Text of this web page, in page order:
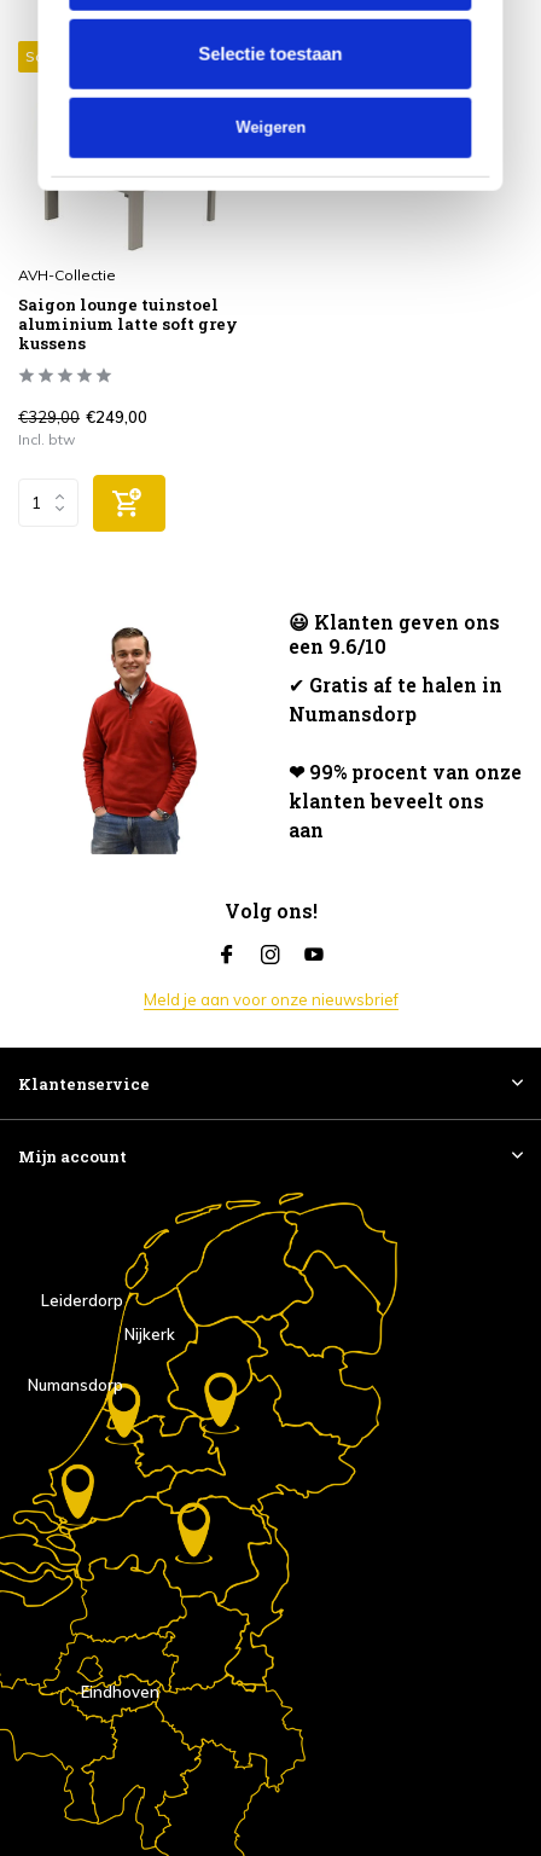
Selectie toestaan
Weigeren
Sale 24%
AVH-Collectie
Saigon lounge tuinstoel
aluminium latte soft grey
kussens
€329,00 €249,00
Incl. btw
😃 Klanten geven ons
een 9.6/10
✔ Gratis af te halen in
Numansdorp
❤ 99% procent van onze
klanten beveelt ons
aan
Volg ons!
Meld je aan voor onze nieuwsbrief
Klantenservice
Mijn account
Eindhoven
Nijkerk
Numansdorp
Leiderdorp